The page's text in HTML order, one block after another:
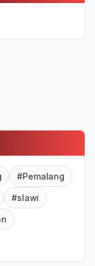
#Pemalang
#slawi